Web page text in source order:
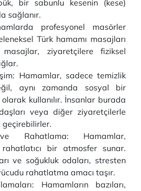
bir sabunlu kesenin (kese)
sağlanır.
profesyonel masörler
Türk hamamı masajları
ziyaretçilere fiziksel
Hamamlar, sadece temizlik
aynı zamanda sosyal bir
kullanılır. İnsanlar burada
veya diğer ziyaretçilerle
Rahatlama: Hamamlar,
bir atmosfer sunar.
ve soğukluk odaları, stresten
rahatlatma amacı taşır.
Hamamların bazıları,